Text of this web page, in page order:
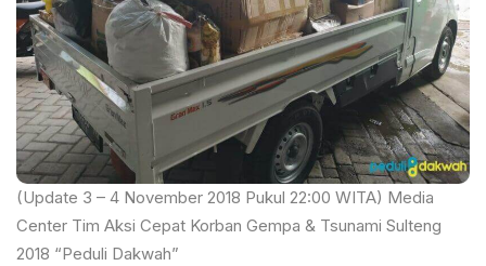
(Update 3 – 4 November 2018 Pukul 22:00 WITA) Media
Center Tim Aksi Cepat Korban Gempa & Tsunami Sulteng
2018 “Peduli Dakwah”